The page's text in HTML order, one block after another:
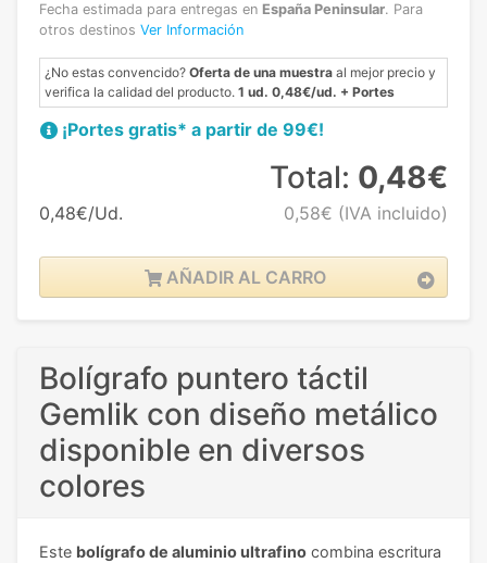
Fecha estimada para entregas en España Peninsular. Para
otros destinos Ver Información
¿No estas convencido? Oferta de una muestra al mejor precio y
verifica la calidad del producto. 1 ud. 0,48€/ud. + Portes
¡Portes gratis* a partir de 99€!
0,48€/Ud.
Total: 0,48€
0,58€ (IVA incluido)
AÑADIR AL CARRO
Bolígrafo puntero táctil
Gemlik con diseño metálico
disponible en diversos
colores
Este bolígrafo de aluminio ultrafino combina escritura